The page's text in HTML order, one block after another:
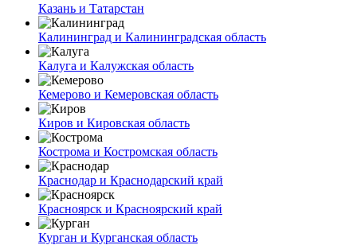
Казань и Татарстан
Калининград и Калининградская область
Калуга и Калужская область
Кемерово и Кемеровская область
Киров и Кировская область
Кострома и Костромская область
Краснодар и Краснодарский край
Красноярск и Красноярский край
Курган и Курганская область